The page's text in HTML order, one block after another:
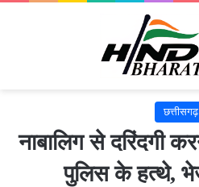
छत्तीसगढ़
नाबालिग से दरिंदगी
पुलिस के हत्थे,